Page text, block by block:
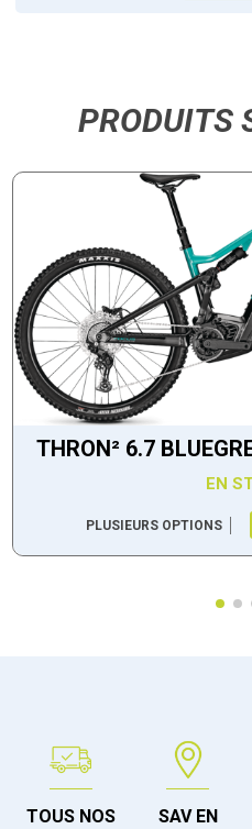
PRODUITS
THRON² 6.7
EN
PLUSIEURS OPTIONS
TOUS NOS
SAV EN